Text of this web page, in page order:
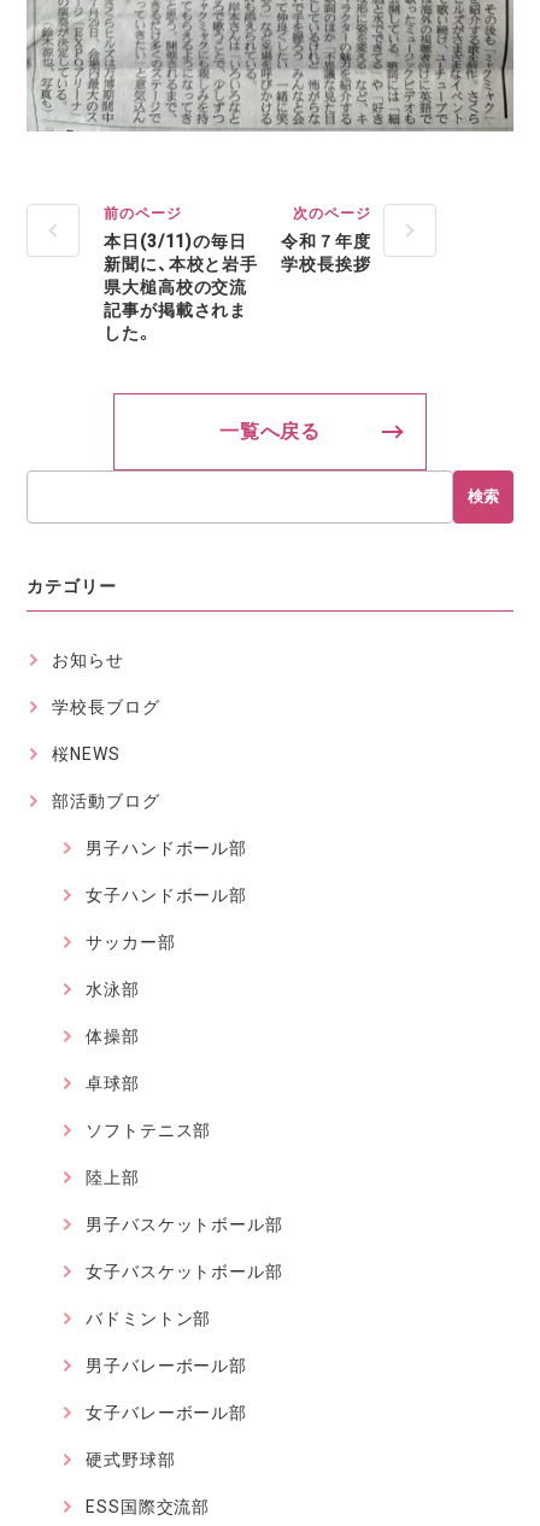
前のページ
本日(3/11)の毎日
新聞に、本校と岩手
県大槌高校の交流
記事が掲載されま
した。
次のページ
令和７年度
学校長挨拶
一覧へ戻る
検索
カテゴリー
お知らせ
学校長ブログ
桜NEWS
部活動ブログ
男子ハンドボール部
女子ハンドボール部
サッカー部
水泳部
体操部
卓球部
ソフトテニス部
陸上部
男子バスケットボール部
女子バスケットボール部
バドミントン部
男子バレーボール部
女子バレーボール部
硬式野球部
ESS国際交流部